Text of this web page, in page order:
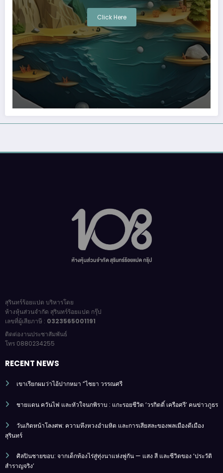
Click Here
สุรินทร์ร้อยแปด บริหารโดย
ห้างหุ้นส่วนจำกัด สุรินทร์ร้อยแปด กรุ๊ป
เลขที่ผู้เสียภาษี : 0323565001191
ติดต่องานประชาสัมพันธ์
โทร 0880234255
RECENT NEWS
เขาเรียกผมว่าไอ้ปากหมา “ไชยา วรรณศรี
ชายแดน ควันไฟ และหัวใจนกพิราบ : แกะรอยชีวิต ‘วรกิตติ์ เครือศรี’ คนข่าวภูธร
วันเกิดหน้าโลงศพ: ความหึงหวงอำมหิต และการเสียสละของพลเมืองดีเมือง
สุรินทร์
ศิลปินชายขอบ: จากเด็กท้องไร่สู่ทุ่งนาแห่งพู่กัน — แสง สี และชีวิตของ ‘ประวัติ
สำราญจริง’